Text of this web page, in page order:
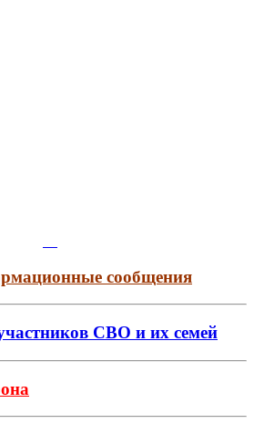
сообщения
СВО и их семей